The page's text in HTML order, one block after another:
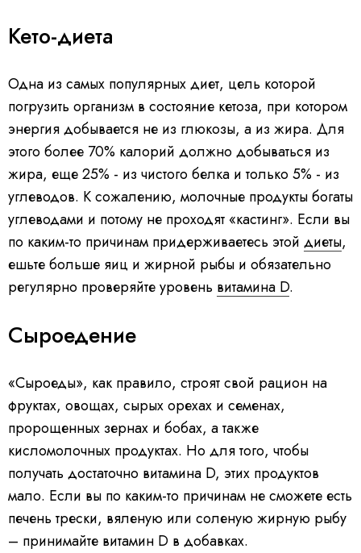
Кето-диета
Одна из самых популярных диет, цель которой
погрузить организм в состояние кетоза, при котором
энергия добывается не из глюкозы, а из жира. Для
этого более 70% калорий должно добываться из
жира, еще 25% - из чистого белка и только 5% - из
углеводов. К сожалению, молочные продукты богаты
углеводами и потому не проходят «кастинг». Если вы
по каким-то причинам придерживаетесь этой диеты,
ешьте больше яиц и жирной рыбы и обязательно
регулярно проверяйте уровень витамина D.
Сыроедение
«Сыроеды», как правило, строят свой рацион на
фруктах, овощах, сырых орехах и семенах,
пророщенных зернах и бобах, а также
кисломолочных продуктах. Но для того, чтобы
получать достаточно витамина D, этих продуктов
мало. Если вы по каким-то причинам не сможете есть
печень трески, вяленую или соленую жирную рыбу
– принимайте витамин D в добавках.